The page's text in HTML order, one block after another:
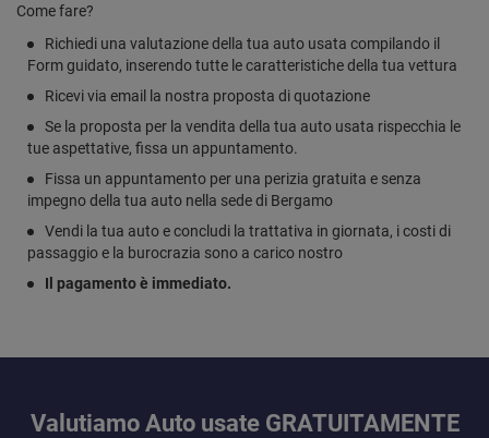
Come fare?
Richiedi una valutazione della tua auto usata compilando il
Form guidato, inserendo tutte le caratteristiche della tua vettura
Ricevi via email la nostra proposta di quotazione
Se la proposta per la vendita della tua auto usata rispecchia le
tue aspettative, fissa un appuntamento.
Fissa un appuntamento per una perizia gratuita e senza
impegno della tua auto nella sede di Bergamo
Vendi la tua auto e concludi la trattativa in giornata, i costi di
passaggio e la burocrazia sono a carico nostro
Il pagamento è immediato.
Valutiamo Auto usate GRATUITAMENTE